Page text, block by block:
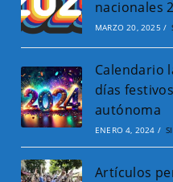
nacionales
MARZO 20, 2025 /
Calendario
días
autónoma
ENERO 4, 2024 /
Artículos